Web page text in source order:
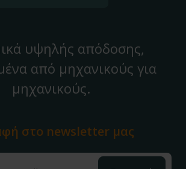
υψηλής απόδοσης,
από μηχανικούς για
μηχανικούς.
στο newsletter μας